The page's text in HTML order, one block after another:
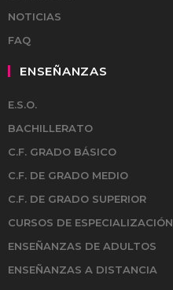
NOTICIAS
FAQ
ENSEÑANZAS
E.S.O.
BACHILLERATO
C.F. GRADO BÁSICO
C.F. DE GRADO MEDIO
C.F. DE GRADO SUPERIOR
CURSOS DE ESPECIALIZACIÓN
ENSEÑANZAS DE ADULTOS
ENSEÑANZAS A DISTANCIA